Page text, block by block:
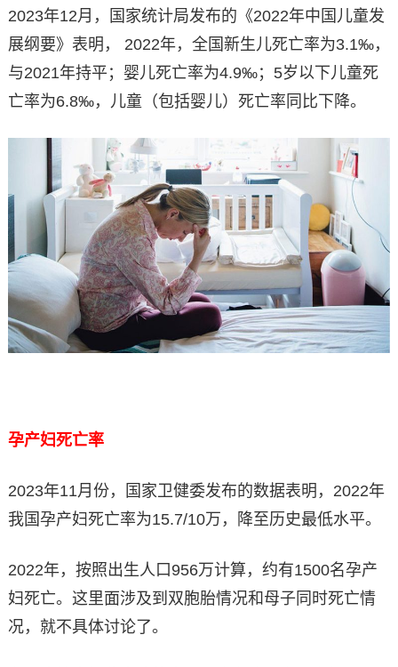
2023年12月，国家统计局发布的《2022年中国儿童发
展纲要》表明， 2022年，全国新生儿死亡率为3.1‰，
与2021年持平；婴儿死亡率为4.9‰；5岁以下儿童死
亡率为6.8‰，儿童（包括婴儿）死亡率同比下降。
孕产妇死亡率
2023年11月份，国家卫健委发布的数据表明，2022年
我国孕产妇死亡率为15.7/10万，降至历史最低水平。
2022年，按照出生人口956万计算，约有1500名孕产
妇死亡。这里面涉及到双胞胎情况和母子同时死亡情
况，就不具体讨论了。